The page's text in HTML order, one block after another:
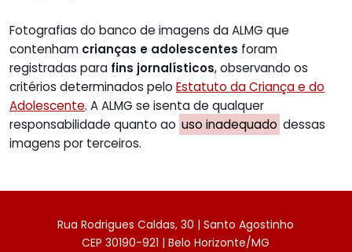
Fotografias do banco de imagens da ALMG que
contenham crianças e adolescentes foram
registradas para fins jornalísticos, observando os
critérios determinados pelo Estatuto da Criança e do
Adolescente. A ALMG se isenta de qualquer
responsabilidade quanto ao uso inadequado dessas
imagens por terceiros.
Rua Rodrigues Caldas, 30 | Santo Agostinho
CEP 30190-921 | Belo Horizonte/MG